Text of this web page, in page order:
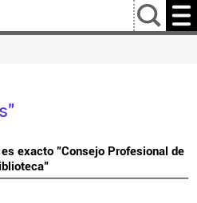
…
exacto "Consejo Profesional de